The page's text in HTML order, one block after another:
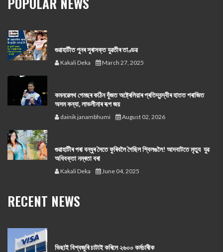
গুৱাহাটীত পুনৰ সুৰাসক্ত যুৱতীৰ তাণ্ডৱ
Kakali Deka March 27, 2025
কমনৱেলথ গেমছৰ কঠিন যুঁজত অষ্ট্ৰেলিয়াৰ প্ৰতিদ্বন্দ্বীৰ হাতত পৰাজিত
অসম কন্যা, লাভলীনাৰ ৰূপ জয়
dainik janambhumi August 02, 2026
গুৱাহাটীৰ পৰা বন্ধুৰ সৈতে ফুৰিবলৈ গৈছিল শ্বিলঙলৈ! আদবাটতে মৃত্যু যুৱ
অধিবক্তা নম্ৰতা বৰা
Kakali Deka June 04, 2025
RECENT NEWS
ভিছাই বিশ্বজুৰি চাটাই কৰিলে ২৬০০ কৰ্মচাৰীক